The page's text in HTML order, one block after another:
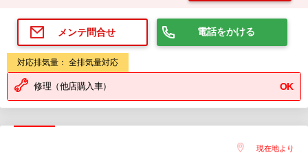
メンテ問合せ 電話をかける
対応排気量： 全排気量対応
修理（他店購入車） OK
現在地より